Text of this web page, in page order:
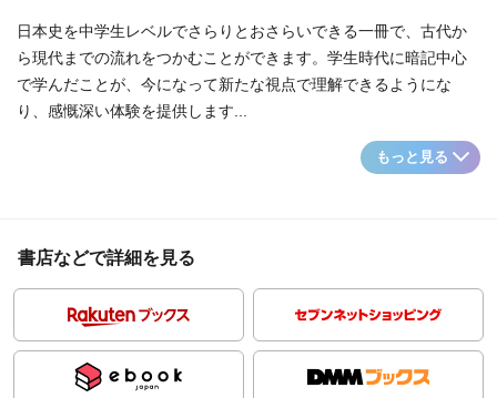
日本史を中学生レベルでさらりとおさらいできる一冊で、古代か
ら現代までの流れをつかむことができます。学生時代に暗記中心
で学んだことが、今になって新たな視点で理解できるようにな
り、感慨深い体験を提供します...
もっと見る
書店などで詳細を見る